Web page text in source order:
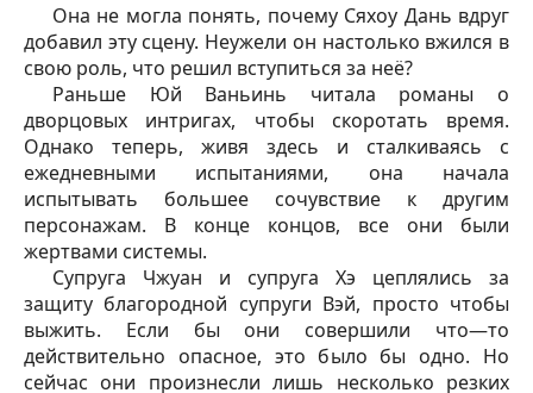
Она не могла понять, почему Сяхоу Дань вдруг
добавил эту сцену. Неужели он настолько вжился в
свою роль, что решил вступиться за неё?
Раньше Юй Ваньинь читала романы о
дворцовых интригах, чтобы скоротать время.
Однако теперь, живя здесь и сталкиваясь с
ежедневными испытаниями, она начала
испытывать большее сочувствие к другим
персонажам. В конце концов, все они были
жертвами системы.
Супруга Чжуан и супруга Хэ цеплялись за
защиту благородной супруги Вэй, просто чтобы
выжить. Если бы они совершили что—то
действительно опасное, это было бы одно. Но
сейчас они произнесли лишь несколько резких